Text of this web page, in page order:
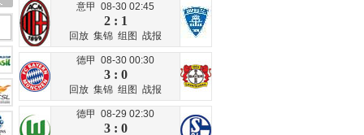
意甲 08-30 02:45
2 : 1
回放 集锦 组图 战报
德甲 08-30 00:30
3 : 0
回放 集锦 组图 战报
德甲 08-29 02:30
3 : 0